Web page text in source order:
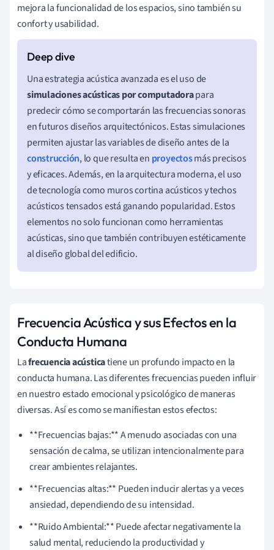
mejora la funcionalidad de los espacios, sino también su
confort y usabilidad.
Una estrategia acústica avanzada es el uso de
simulaciones acústicas por computadorapara
predecir cómo se comportarán las frecuencias sonoras
en futuros diseños arquitectónicos. Estas simulaciones
permiten ajustar las variables de diseño antes de la
construcción, lo que resulta en proyectosmás precisos
y eficaces. Además, en la arquitectura moderna, el uso
de tecnología como muros cortina acústicos y techos
acústicos tensados está ganando popularidad. Estos
elementos no solo funcionan como herramientas
acústicas, sino que también contribuyen estéticamente
al diseño global del edificio.
Frecuencia Acústica y sus Efectos en la
Conducta Humana
Lafrecuencia acústicatiene un profundo impacto en la
conducta humana. Las diferentes frecuencias pueden influir
en nuestro estado emocional y psicológico de maneras
diversas. Así es como se manifiestan estos efectos:
**Frecuencias bajas:** A menudo asociadas con una
sensación de calma, se utilizan intencionalmente para
crear ambientes relajantes.
**Frecuencias altas:** Pueden inducir alertas y a veces
ansiedad, dependiendo de su intensidad.
**Ruido Ambiental:** Puede afectar negativamente la
salud mental, reduciendo la productividad y